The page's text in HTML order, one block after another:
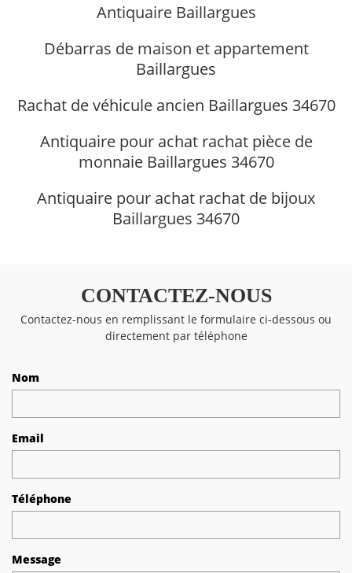
Antiquaire Baillargues
Débarras de maison et appartement
Baillargues
Rachat de véhicule ancien Baillargues 34670
Antiquaire pour achat rachat pièce de
monnaie Baillargues 34670
Antiquaire pour achat rachat de bijoux
Baillargues 34670
CONTACTEZ-NOUS
Contactez-nous en remplissant le formulaire ci-dessous ou
directement par téléphone
Nom
Email
Téléphone
Message